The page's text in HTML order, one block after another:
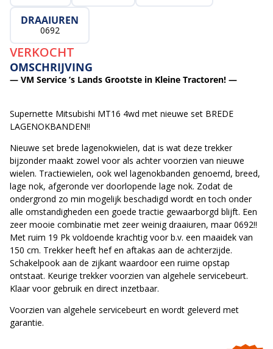
DRAAIUREN
0692
VERKOCHT
OMSCHRIJVING
— VM Service ’s Lands Grootste in Kleine Tractoren! —
Supernette Mitsubishi MT16 4wd met nieuwe set BREDE
LAGENOKBANDEN!!
Nieuwe set brede lagenokwielen, dat is wat deze trekker
bijzonder maakt zowel voor als achter voorzien van nieuwe
wielen. Tractiewielen, ook wel lagenokbanden genoemd, breed,
lage nok, afgeronde ver doorlopende lage nok. Zodat de
ondergrond zo min mogelijk beschadigd wordt en toch onder
alle omstandigheden een goede tractie gewaarborgd blijft. Een
zeer mooie combinatie met zeer weinig draaiuren, maar 0692!!
Met ruim 19 Pk voldoende krachtig voor b.v. een maaidek van
150 cm. Trekker heeft hef en aftakas aan de achterzijde.
Schakelpook aan de zijkant waardoor een ruime opstap
ontstaat. Keurige trekker voorzien van algehele servicebeurt.
Klaar voor gebruik en direct inzetbaar.
Voorzien van algehele servicebeurt en wordt geleverd met
garantie.